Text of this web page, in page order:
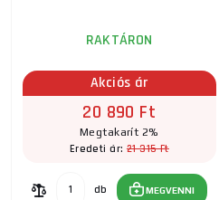
RAKTÁRON
Akciós ár
20 890 Ft
Megtakarít 2%
Eredeti ár: 21 315 Ft
db MEGVENNI